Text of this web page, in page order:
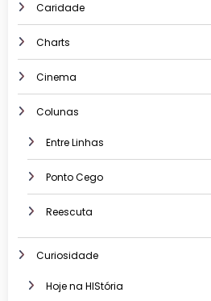
Caridade
Charts
Cinema
Colunas
Entre Linhas
Ponto Cego
Reescuta
Curiosidade
Hoje na HIStória